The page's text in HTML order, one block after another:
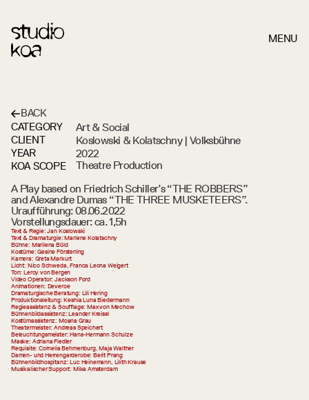
MENU
BACK
LAVORI INCORSO
CATEGORY Art & Social
CLIENT Koslowski & Kolatschny | Volksbühne
YEAR 2022
KOA SCOPE
Theatre Production
A Play based on Friedrich Schiller’s “THE ROBBERS”
and Alexandre Dumas “THE THREE MUSKETEERS”.
Uraufführung: 08.06.2022
Vorstellungsdauer: ca. 1,5h
Text & Regie: Jan Koslowski
Text & Dramaturgie: Marlene Kolatschny
Bühne: Marilena Büld
Kostüme: Gesine Försterling
Kamera: Greta Markurt
Licht: Nico Schweda, Franca Leona Weigert
Ton: Leroy von Bergen
Video Operator: Jackson Ford
Animationen: Deveroe
Dramaturgische Beratung: Lili Hering
Produktionsleitung: Keshia Luna Biedermann
Regieassistenz & Soufflage: Max von Mechow
Bühnenbildassistenz: Leander Kreissl
Kostümassistenz: Moana Grau
Theatermeister: Andreas Speichert
Beleuchtungsmeister: Hans-Hermann Schulze
Maske: Adriana Fiedler
Requisite: Cornelia Behmenburg, Maja Walther
Damen- und Herrengarderobe: Berit Prang
Bühnenbildhospitanz: Luc Heinemann, Lilith Krause
Musikalischer Support: Mika Amsterdam